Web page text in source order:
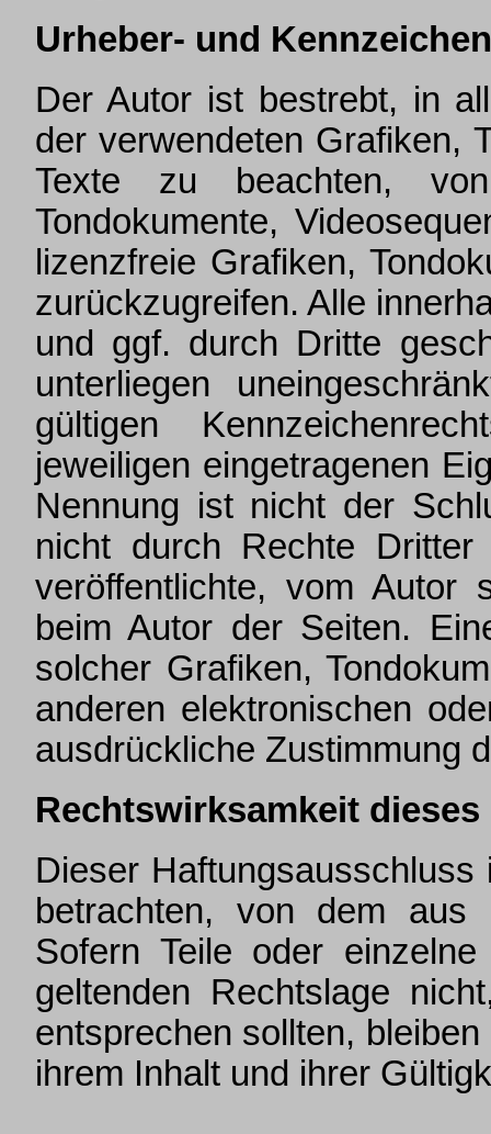
Urheber- und
Der Autor ist bestrebt, in
der verwendeten Grafiken,
Texte zu beachten,
Tondokumente,
lizenzfreie Grafiken,
zurückzugreifen. Alle
und ggf. durch Dritte
unterliegen
gültigen
jeweiligen eingetragenen
Nennung ist nicht der
nicht durch Rechte
veröffentlichte, vom Autor
beim Autor der Seiten.
solcher Grafiken,
anderen elektronischen
ausdrückliche Zustimmung
Rechtswirksamkeit
Dieser
betrachten, von dem
Sofern Teile oder
geltenden Rechtslage
entsprechen sollten,
ihrem Inhalt und ihrer